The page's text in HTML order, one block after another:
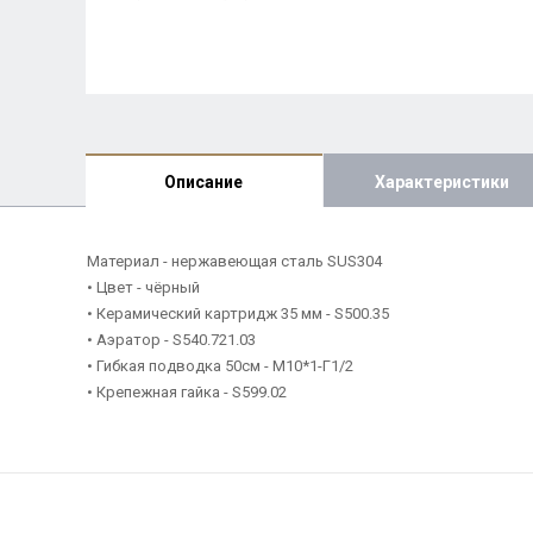
Описание Характеристики
Материал - нержавеющая сталь SUS304
• Цвет - чёрный
• Керамический картридж 35 мм - S500.35
• Аэратор - S540.721.03
• Гибкая подводка 50см - M10*1-Г1/2
• Крепежная гайка - S599.02